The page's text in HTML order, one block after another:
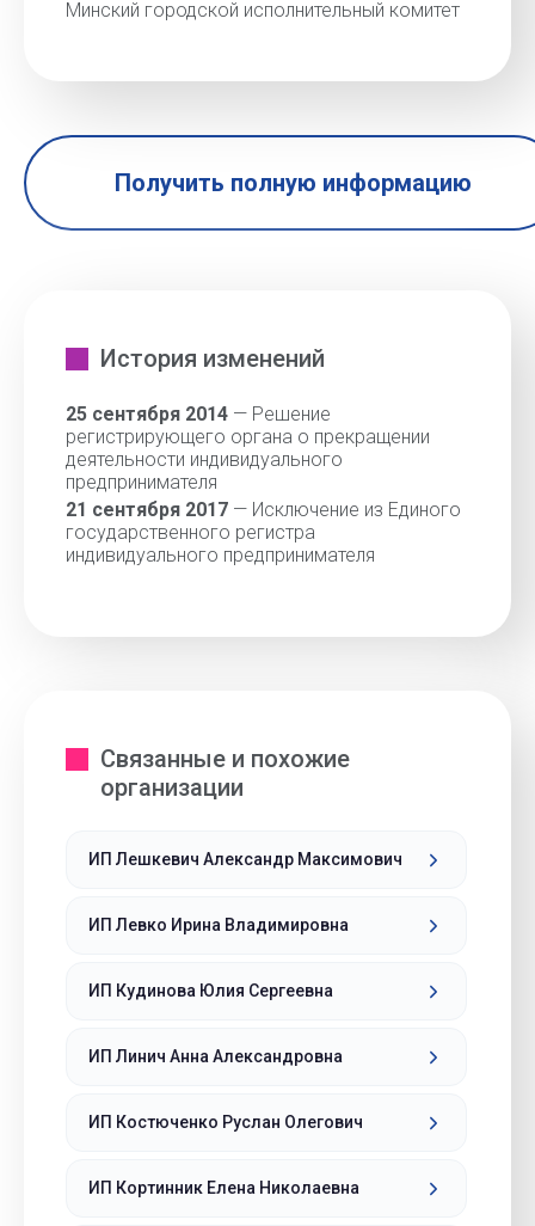
Минский городской исполнительный комитет
Получить полную информацию
История изменений
25 сентября 2014 — Решение
регистрирующего органа о прекращении
деятельности индивидуального
предпринимателя
21 сентября 2017 — Исключение из Единого
государственного регистра
индивидуального предпринимателя
Связанные и похожие
организации
ИП Лешкевич Александр Максимович
ИП Левко Ирина Владимировна
ИП Кудинова Юлия Сергеевна
ИП Линич Анна Александровна
ИП Костюченко Руслан Олегович
ИП Кортинник Елена Николаевна